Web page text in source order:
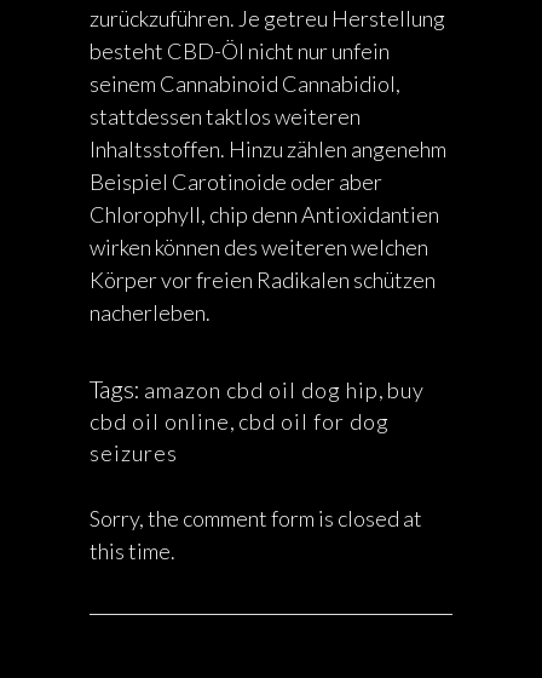
zurückzuführen. Je getreu Herstellung
besteht CBD-Öl nicht nur unfein
seinem Cannabinoid Cannabidiol,
stattdessen taktlos weiteren
Inhaltsstoffen. Hinzu zählen angenehm
Beispiel Carotinoide oder aber
Chlorophyll, chip denn Antioxidantien
wirken können des weiteren welchen
Körper vor freien Radikalen schützen
nacherleben.
Tags: amazon cbd oil dog hip, buy
cbd oil online, cbd oil for dog
seizures
Sorry, the comment form is closed at
this time.